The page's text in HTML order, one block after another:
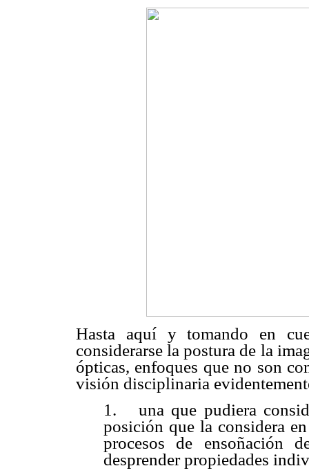
Hasta aquí y tomando en
considerarse la postura de la
ópticas, enfoques que no son
visión disciplinaria
1.
una que pudiera
posición que la considera
procesos de ensoñación
desprender propiedades